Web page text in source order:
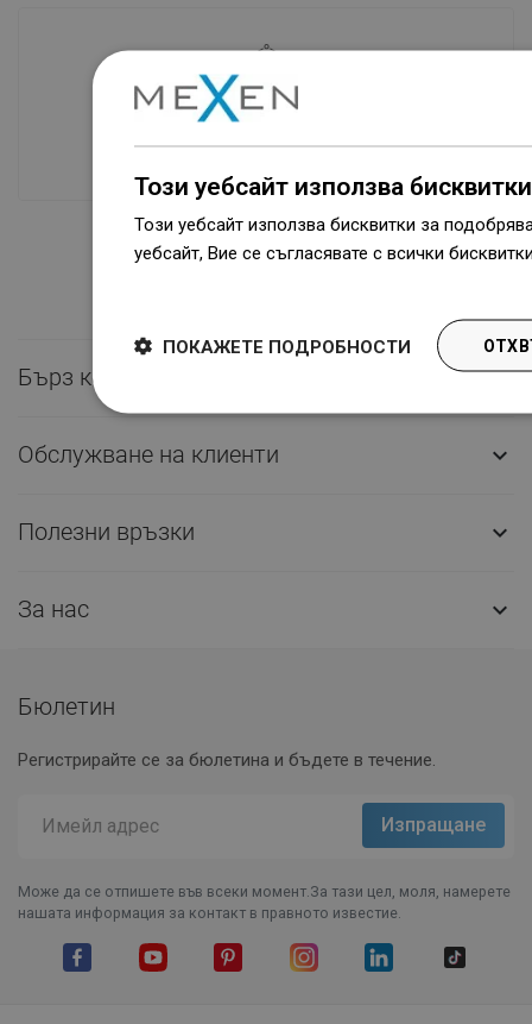
Наличие на стоки
Нашите продукти ви чакат в модерен
склад.Винаги готов за изпращане!
Бърз контакт 
Обслужване на клиенти 
Полезни връзки 
За нас 
Бюлетин
Регистрирайте се за бюлетина и бъдете в течение.
Може да се отпишете във всеки момент.За тази цел, моля, намерете
нашата информация за контакт в правното известие.
Този уебсайт използва бисквитки
Този уебсайт използва бисквитки за
уебсайт, Вие се съгласявате с всички
ПОКАЖЕТЕ ПОДРОБНОСТИ